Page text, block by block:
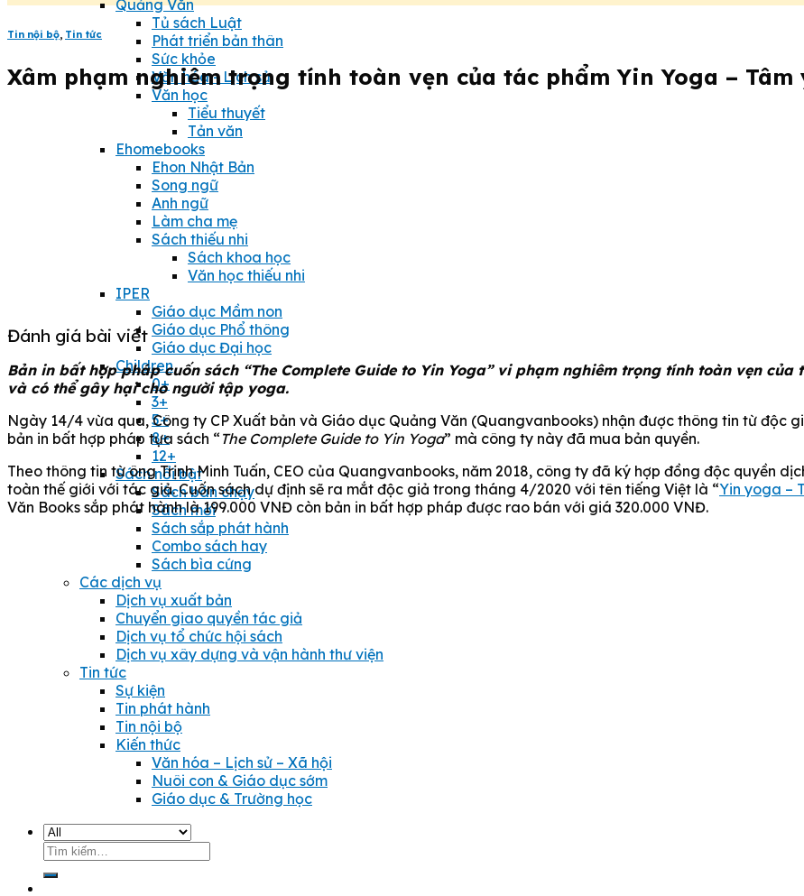
Quảng Văn
Tủ sách Luật
Phát triển bản thân
Sức khỏe
Văn hóa - Lịch sử
Văn học
Tiểu thuyết
Tản văn
Ehomebooks
Ehon Nhật Bản
Song ngữ
Anh ngữ
Làm cha mẹ
Sách thiếu nhi
Sách khoa học
Văn học thiếu nhi
IPER
Giáo dục Mầm non
Giáo dục Phổ thông
Giáo dục Đại học
Children
0+
3+
5+
8+
12+
Sách nổi bật
Sách bán chạy
Sách mới
Sách sắp phát hành
Combo sách hay
Sách bìa cứng
Các dịch vụ
Dịch vụ xuất bản
Chuyển giao quyền tác giả
Dịch vụ tổ chức hội sách
Dịch vụ xây dựng và vận hành thư viện
Tin tức
Sự kiện
Tin phát hành
Tin nội bộ
Kiến thức
Văn hóa – Lịch sử – Xã hội
Nuôi con & Giáo dục sớm
Giáo dục & Trường học
Tìm
Tin nội bộ, Tin tức
Xâm phạm nghiêm trọng tính toàn vẹn của tác phẩm Yin Yoga –
Đánh giá bài viết
Bản in bất hợp pháp cuốn sách “The Complete Guide to Yin Yoga” vi phạm nghiêm trọng tính toàn vẹn
và có thể gây hại cho người tập yoga.
Ngày 14/4 vừa qua, Công ty CP Xuất bản và Giáo dục Quảng Văn (Quangvanbooks) nhận được thông tin từ độc
bản in bất hợp pháp tựa sách “ The Complete Guide to Yin Yoga” mà công ty này đã mua bản quyền.
Theo thông tin từ ông Trịnh Minh Tuấn, CEO của Quangvanbooks, năm 2018, công ty đã ký hợp đồng độc quyền
toàn thế giới với tác giả. Cuốn sách dự định sẽ ra mắt độc giả trong tháng 4/2020 với tên tiếng Việt là “Yin yoga –
Văn Books sắp phát hành là 199.000 VNĐ còn bản in bất hợp pháp được rao bán với giá 320.000 VNĐ.